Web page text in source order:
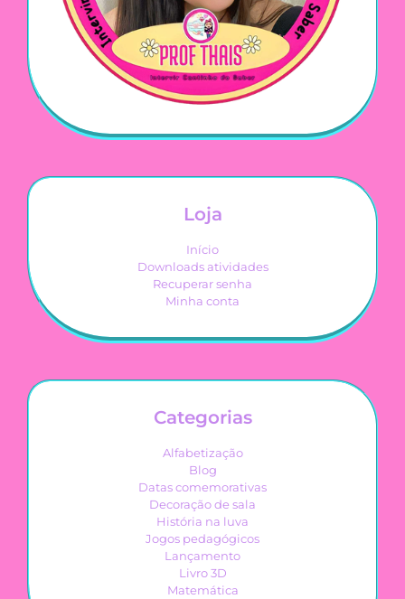
Loja
Início
Downloads atividades
Recuperar senha
Minha conta
Categorias
Alfabetização
Blog
Datas comemorativas
Decoração de sala
História na luva
Jogos pedagógicos
Lançamento
Livro 3D
Matemática